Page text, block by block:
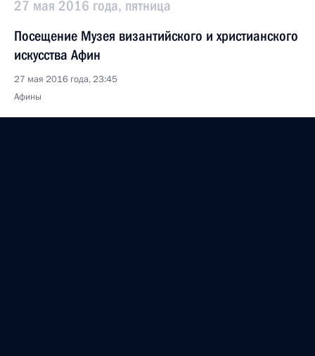
27 мая 2016 года, пятница
Посещение Музея византийского и христианского
искусства Афин
27 мая 2016 года, 23:45
Афины